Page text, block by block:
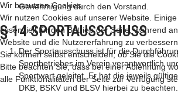
Genehmigung durch den Vorstand.
§ 14 SPORTAUSSCHUSS
Der Sportausschuss ist für die
Sportbetriebes im Verein verantwortlich
Sportwart geleitet. Er hat die jeweils
DKB, BSKV und BLSV hierbei zu beachten.
Wir benutzen Cookies
Wir nutzen Cookies auf unserer Website.
essenziell für den Betrieb der Seite, während
Website und die Nutzererfahrung zu
Sie können selbst entscheiden, ob Sie die
Bitte beachten Sie, dass bei einer Ablehnung
alle Funktionalitäten der Seite zur Verfügung